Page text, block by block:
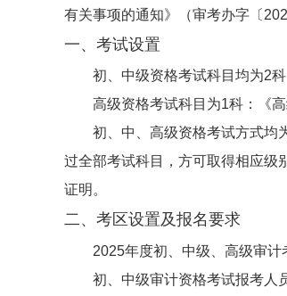
有关事项的通知》（审考办字〔
一、考试设置
初、中级资格考试科目均为2
高级资格考试科目为1科：《
初、中、高级资格考试方式均
过全部考试科目，方可取得相应级
证明。
二、考区设置及报名要求
2025年度初、中级、高级审计
初、中级审计资格考试报考人